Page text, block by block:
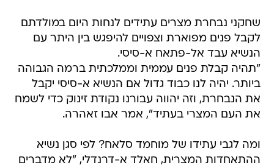
שחקני נבחרת מצרים עתידים לנחות היום במולדתם
לקבל פנים מפוארת וצפויים להיפגש בין היתר עם
הנשיא עבד אל-פתאח א-סיסי.
"תהיה קבלת פנים עממית וממלכתית ברמה הגבוהה
ביותר. יהיה לנו כבוד גדול אם הנשיא א-סיסי יקבל
את הנבחרת, וזה יהווה עבורנו נקודת זינוק כדי לשמח
את העם המצרי בעתיד", אמר אבו זאהרה.
ומה לגבי עתידו של מוחמד סלאח? לפי סגן נשיא
ההתאחדות המצרית, חאלד א-דרנדלי, "לא מדברים